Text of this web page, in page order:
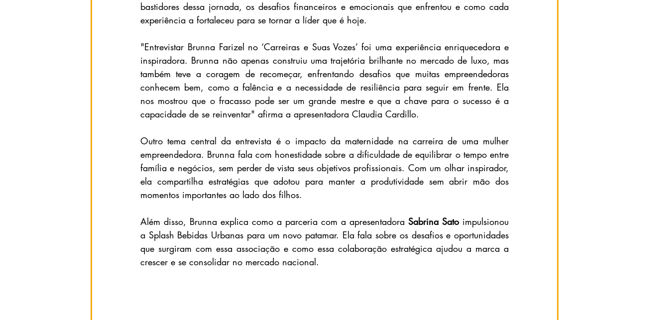
bastidores dessa jornada, os desafios financeiros e emocionais que enfrentou e como cada
experiência a fortaleceu para se tornar a líder que é hoje.
"Entrevistar Brunna Farizel no ‘Carreiras e Suas Vozes’ foi uma experiência enriquecedora e
inspiradora. Brunna não apenas construiu uma trajetória brilhante no mercado de luxo, mas
também teve a coragem de recomeçar, enfrentando desafios que muitas empreendedoras
conhecem bem, como a falência e a necessidade de resiliência para seguir em frente. Ela
nos mostrou que o fracasso pode ser um grande mestre e que a chave para o sucesso é a
capacidade de se reinventar" afirma a apresentadora Claudia Cardillo.
Outro tema central da entrevista é o impacto da maternidade na carreira de uma mulher
empreendedora. Brunna fala com honestidade sobre a dificuldade de equilibrar o tempo entre
família e negócios, sem perder de vista seus objetivos profissionais. Com um olhar inspirador,
ela compartilha estratégias que adotou para manter a produtividade sem abrir mão dos
momentos importantes ao lado dos filhos.
Além disso, Brunna explica como a parceria com a apresentadora Sabrina Sato impulsionou
a Splash Bebidas Urbanas para um novo patamar. Ela fala sobre os desafios e oportunidades
que surgiram com essa associação e como essa colaboração estratégica ajudou a marca a
crescer e se consolidar no mercado nacional.